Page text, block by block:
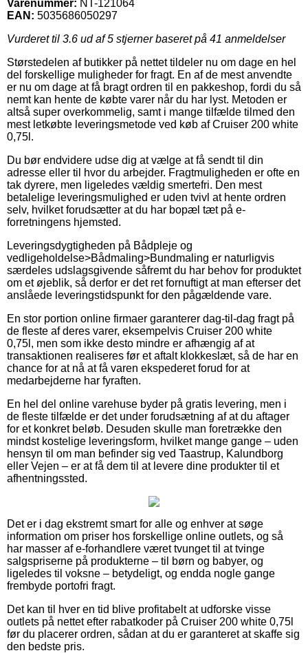
Varenummer: NT-121064
EAN: 5035686050297
Vurderet til 3.6 ud af 5 stjerner baseret på 41 anmeldelser
Størstedelen af butikker på nettet tildeler nu om dage en hel
del forskellige muligheder for fragt. En af de mest anvendte
er nu om dage at få bragt ordren til en pakkeshop, fordi du så
nemt kan hente de købte varer når du har lyst. Metoden er
altså super overkommelig, samt i mange tilfælde tilmed den
mest letkøbte leveringsmetode ved køb af Cruiser 200 white
0,75l.
Du bør endvidere udse dig at vælge at få sendt til din
adresse eller til hvor du arbejder. Fragtmuligheden er ofte en
tak dyrere, men ligeledes vældig smertefri. Den mest
betalelige leveringsmulighed er uden tvivl at hente ordren
selv, hvilket forudsætter at du har bopæl tæt på e-
forretningens hjemsted.
Leveringsdygtigheden på Bådpleje og
vedligeholdelse>Bådmaling>Bundmaling er naturligvis
særdeles udslagsgivende såfremt du har behov for produktet
om et øjeblik, så derfor er det ret fornuftigt at man efterser det
anslåede leveringstidspunkt for den pågældende vare.
En stor portion online firmaer garanterer dag-til-dag fragt på
de fleste af deres varer, eksempelvis Cruiser 200 white
0,75l, men som ikke desto mindre er afhængig af at
transaktionen realiseres før et aftalt klokkeslæt, så de har en
chance for at nå at få varen ekspederet forud for at
medarbejderne har fyraften.
En hel del online varehuse byder på gratis levering, men i
de fleste tilfælde er det under forudsætning af at du aftager
for et konkret beløb. Desuden skulle man foretrække den
mindst kostelige leveringsform, hvilket mange gange – uden
hensyn til om man befinder sig ved Taastrup, Kalundborg
eller Vejen – er at få dem til at levere dine produkter til et
afhentningssted.
Det er i dag ekstremt smart for alle og enhver at søge
information om priser hos forskellige online outlets, og så
har masser af e-forhandlere været tvunget til at tvinge
salgspriserne på produkterne – til børn og babyer, og
ligeledes til voksne – betydeligt, og endda nogle gange
frembyde portofri fragt.
Det kan til hver en tid blive profitabelt at udforske visse
outlets på nettet efter rabatkoder på Cruiser 200 white 0,75l
før du placerer ordren, sådan at du er garanteret at skaffe sig
den bedste pris.